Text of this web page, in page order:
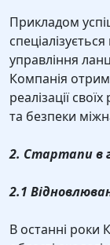
Прикладом
управління
Компанія
реалізації
та безпеки
2. Стартапи в
2.1
В останні роки